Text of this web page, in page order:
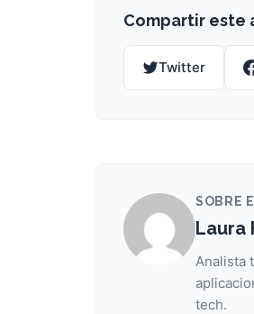
Compartir este
Twitter
SOBRE
Laura
Analista
tech.